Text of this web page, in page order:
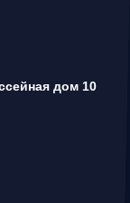
дом 10